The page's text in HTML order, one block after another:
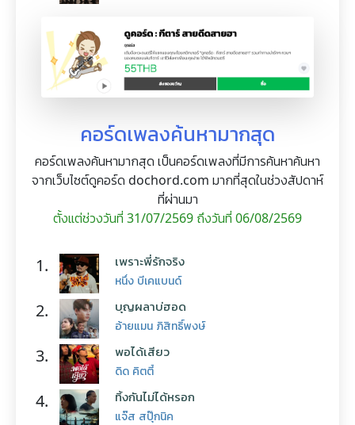
คอร์ดเพลงค้นหามากสุด
คอร์ดเพลงค้นหามากสุด เป็นคอร์ดเพลงที่มีการค้นหาค้นหา
จากเว็บไซต์ดูคอร์ด dochord.com มากที่สุดในช่วงสัปดาห์
ที่ผ่านมา
ตั้งแต่ช่วงวันที่ 31/07/2569 ถึงวันที่ 06/08/2569
1. เพราะพี่รักจริง
หนึ่ง บีเคแบนด์
2. บุญผลาบ่ฮอด
อ้ายแมน ภิสิทธิ์พงษ์
3. พอได้เสียว
ดิด คิตตี้
4. ทิ้งกันไม่ได้หรอก
แจ๊ส สปุ๊กนิค